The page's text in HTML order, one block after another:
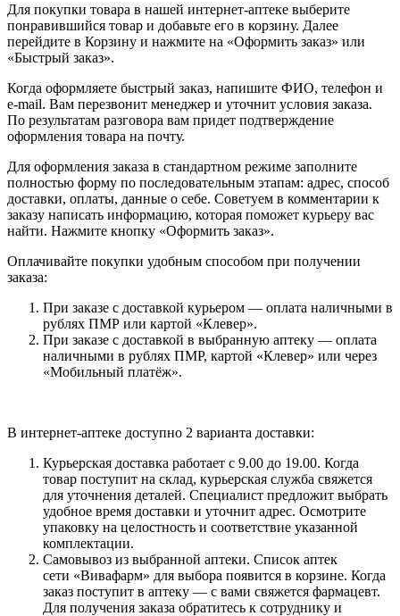
Для покупки товара в нашей интернет-аптеке выберите
понравившийся товар и добавьте его в корзину. Далее
перейдите в Корзину и нажмите на «Оформить заказ» или
«Быстрый заказ».
Когда оформляете быстрый заказ, напишите ФИО, телефон и
e-mail. Вам перезвонит менеджер и уточнит условия заказа.
По результатам разговора вам придет подтверждение
оформления товара на почту.
Для оформления заказа в стандартном режиме заполните
полностью форму по последовательным этапам: адрес, способ
доставки, оплаты, данные о себе. Советуем в комментарии к
заказу написать информацию, которая поможет курьеру вас
найти. Нажмите кнопку «Оформить заказ».
Оплачивайте покупки удобным способом при получении
заказа:
При заказе с доставкой курьером — оплата наличными в
рублях ПМР или картой «Клевер».
При заказе с доставкой в выбранную аптеку — оплата
наличными в рублях ПМР, картой «Клевер» или через
«Мобильный платёж».
В интернет-аптеке доступно 2 варианта доставки:
Курьерская доставка работает с 9.00 до 19.00. Когда
товар поступит на склад, курьерская служба свяжется
для уточнения деталей. Специалист предложит выбрать
удобное время доставки и уточнит адрес. Осмотрите
упаковку на целостность и соответствие указанной
комплектации.
Самовывоз из выбранной аптеки. Список аптек
сети «Вивафарм» для выбора появится в корзине. Когда
заказ поступит в аптеку — с вами свяжется фармацевт.
Для получения заказа обратитесь к сотруднику и